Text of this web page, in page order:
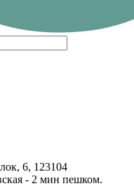
6, 123104
- 2 мин пешком.